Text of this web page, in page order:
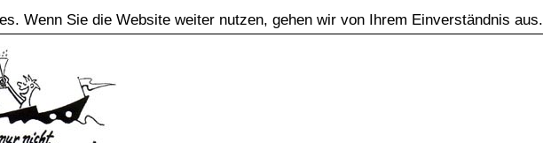
Wenn Sie die Website weiter nutzen, gehen wir von Ihrem Einverständnis aus.